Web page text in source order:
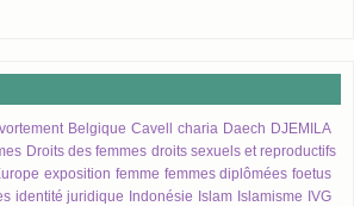
Belgique Cavell charia Daech DJEMILA
Droits des femmes droits sexuels et reproductifs
exposition femme femmes diplômées foetus
identité juridique Indonésie Islam Islamisme IVG